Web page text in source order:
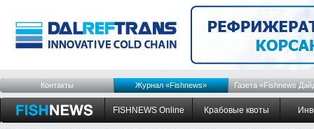
Контакты Журнал «Fishnews» Газета «Fishnews
FISHNEWS Online Крабовые квоты